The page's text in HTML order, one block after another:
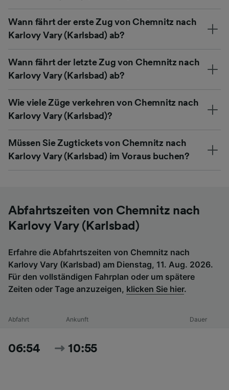
Wann fährt der erste Zug von Chemnitz nach
Karlovy Vary (Karlsbad) ab?
Wann fährt der letzte Zug von Chemnitz nach
Karlovy Vary (Karlsbad) ab?
Wie viele Züge verkehren von Chemnitz nach
Karlovy Vary (Karlsbad)?
Müssen Sie Zugtickets von Chemnitz nach
Karlovy Vary (Karlsbad) im Voraus buchen?
Abfahrtszeiten von Chemnitz nach
Karlovy Vary (Karlsbad)
Erfahre die Abfahrtszeiten von Chemnitz nach
Karlovy Vary (Karlsbad) am Dienstag, 11. Aug. 2026.
Für den vollständigen Fahrplan oder um spätere
Zeiten oder Tage anzuzeigen, klicken Sie hier.
Abfahrt Ankunft Dauer
06:54 10:55